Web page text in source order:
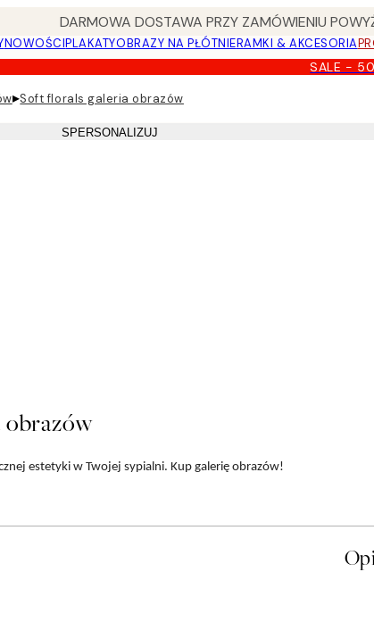
DARMOWA DOSTAWA PRZY ZAMÓWIENIU
NOWOŚCIPLAKATYOBRAZY NA PŁÓTNIERAMKI & AKCESORIA
SALE -
▸Soft florals galeria obrazów
SPERSONALIZUJ
obrazów
estetyki w Twojej sypialni. Kup galerię obrazów!